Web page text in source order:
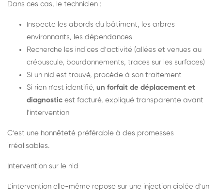
Dans ces cas, le technicien :
Inspecte les abords du bâtiment, les arbres
environnants, les dépendances
Recherche les indices d'activité (allées et venues au
crépuscule, bourdonnements, traces sur les surfaces)
Si un nid est trouvé, procède à son traitement
Si rien n'est identifié, un forfait de déplacement et
diagnostic est facturé, expliqué transparente avant
l'intervention
C'est une honnêteté préférable à des promesses
irréalisables.
Intervention sur le nid
L'intervention elle-même repose sur une injection ciblée d'un